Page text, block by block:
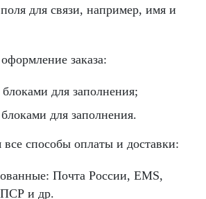
для связи, например, имя и
заказа:
для заполнения;
для заполнения.
способы оплаты и доставки:
Почта России, EMS,
и др.